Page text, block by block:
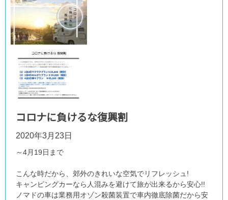
コロナに負けるな復興割
2020年3月23日
～4月19日まで
こんな時だから、郊外のきれいな空気でリフレッシュ!
キャンピングカーなら人混みを避けて旅が出来るから安心!!
ノマドの車は業務用オゾン殺菌装置で車内徹底除菌だから安